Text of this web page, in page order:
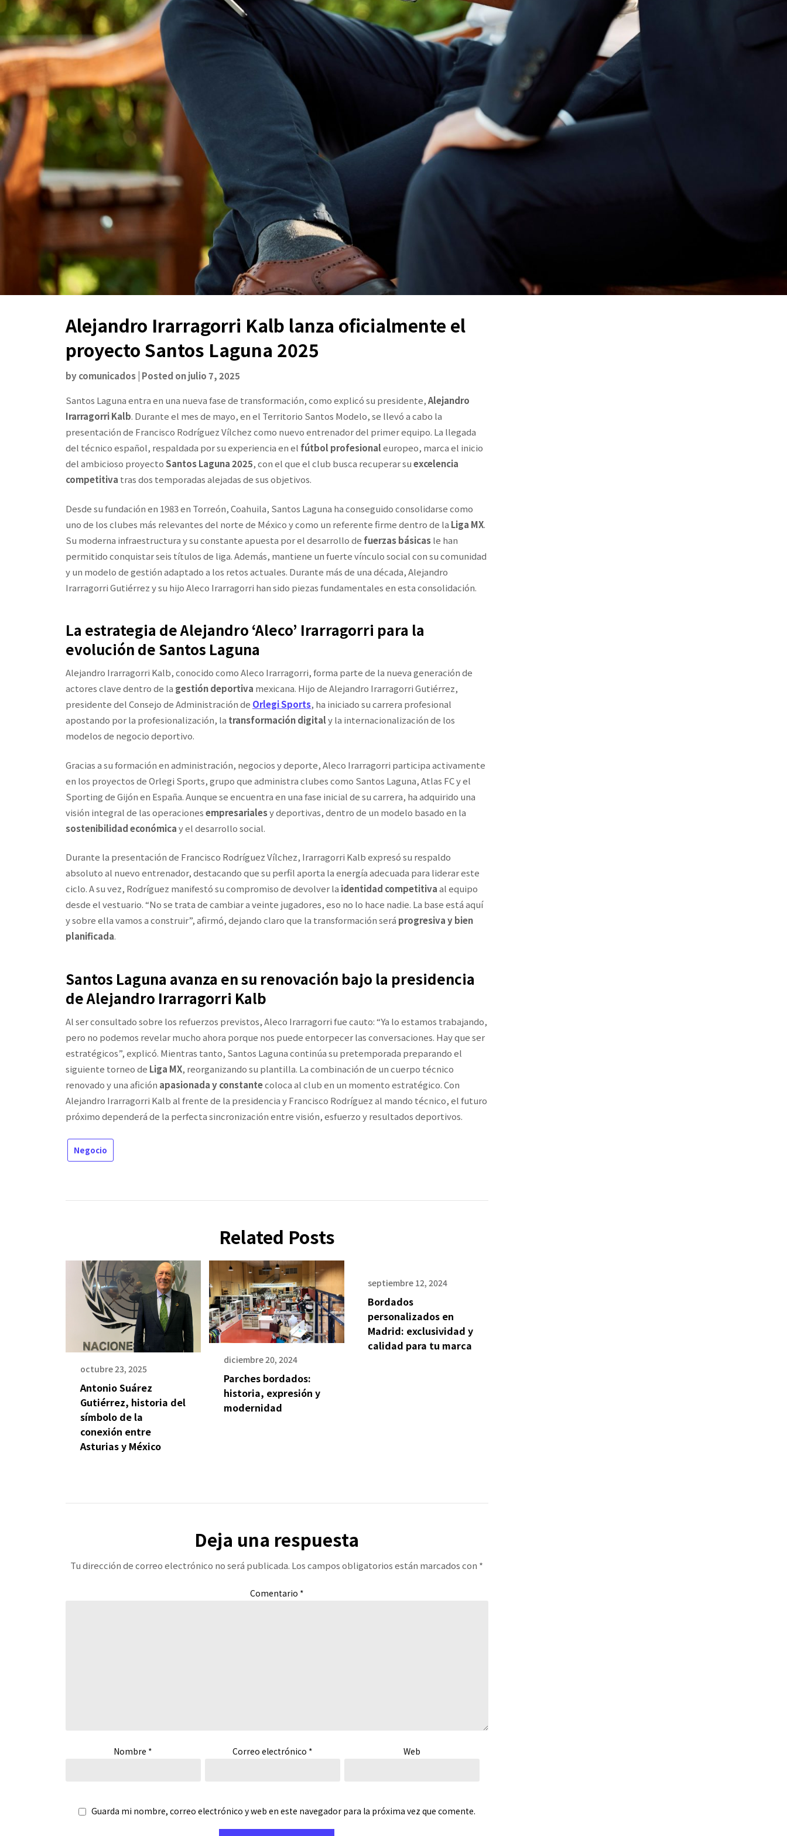
Alejandro Irarragorri Kalb lanza oficialmente el
proyecto Santos Laguna 2025
bycomunicados Posted onjulio 7, 2025
Santos Laguna entra en una nueva fase de transformación, como explicó su presidente,Alejandro
Irarragorri Kalb. Durante el mes de mayo, en el Territorio Santos Modelo, se llevó a cabo la
presentación de Francisco Rodríguez Vílchez como nuevo entrenador del primer equipo. La llegada
del técnico español, respaldada por su experiencia en el fútbol profesionaleuropeo, marca el inicio
del ambicioso proyectoSantos Laguna 2025, con el que el club busca recuperar suexcelencia
competitiva tras dos temporadas alejadas de sus objetivos.
Desde su fundación en 1983 en Torreón, Coahuila, Santos Laguna ha conseguido consolidarse como
uno de los clubes más relevantes del norte de México y como un referente firme dentro de la Liga MX.
Su moderna infraestructura y su constante apuesta por el desarrollo de fuerzas básicasle han
permitido conquistar seis títulos de liga. Además, mantiene un fuerte vínculo social con su comunidad
y un modelo de gestión adaptado a los retos actuales. Durante más de una década, Alejandro
Irarragorri Gutiérrez y su hijo Aleco Irarragorri han sido piezas fundamentales en esta consolidación.
La estrategia de Alejandro ‘Aleco’ Irarragorri para la
evolución de Santos Laguna
Alejandro Irarragorri Kalb, conocido como Aleco Irarragorri, forma parte de la nueva generación de
actores clave dentro de la gestión deportiva mexicana. Hijo de Alejandro Irarragorri Gutiérrez,
presidente del Consejo de Administración de Orlegi Sports, ha iniciado su carrera profesional
apostando por la profesionalización, la transformación digitaly la internacionalización de los
modelos de negocio deportivo.
Gracias a su formación en administración, negocios y deporte, Aleco Irarragorri participa activamente
en los proyectos de Orlegi Sports, grupo que administra clubes como Santos Laguna, Atlas FC y el
Sporting de Gijón en España. Aunque se encuentra en una fase inicial de su carrera, ha adquirido una
visión integral de las operacionesempresarialesy deportivas, dentro de un modelo basado en la
sostenibilidad económicay el desarrollo social.
Durante la presentación de Francisco Rodríguez Vílchez, Irarragorri Kalb expresó su respaldo
absoluto al nuevo entrenador, destacando que su perfil aporta la energía adecuada para liderar este
ciclo. A su vez, Rodríguez manifestó su compromiso de devolver la identidad competitivaal equipo
desde el vestuario. “No se trata de cambiar a veinte jugadores, eso no lo hace nadie. La base está aquí
y sobre ella vamos a construir”, afirmó, dejando claro que la transformación será progresiva y bien
planificada.
Santos Laguna avanza en su renovación bajo la presidencia
de Alejandro Irarragorri Kalb
Al ser consultado sobre los refuerzos previstos, Aleco Irarragorri fue cauto: “Ya lo estamos trabajando,
pero no podemos revelar mucho ahora porque nos puede entorpecer las conversaciones. Hay que ser
estratégicos”, explicó. Mientras tanto, Santos Laguna continúa su pretemporada preparando el
siguiente torneo de Liga MX, reorganizando su plantilla. La combinación de un cuerpo técnico
renovado y una afición apasionada y constantecoloca al club en un momento estratégico. Con
Alejandro Irarragorri Kalb al frente de la presidencia y Francisco Rodríguez al mando técnico, el futuro
próximo dependerá de la perfecta sincronización entre visión, esfuerzo y resultados deportivos.
Negocio
Related Posts
octubre 23, 2025
Antonio Suárez
Gutiérrez, historia del
símbolo de la
conexión entre
Asturias y México
diciembre 20, 2024
Parches bordados:
historia, expresión y
modernidad
septiembre 12, 2024
Bordados
personalizados en
Madrid: exclusividad y
calidad para tu marca
Deja una respuesta
Tu dirección de correo electrónico no será publicada. Los campos obligatorios están marcados con *
Comentario *
Nombre * Correo electrónico * Web
Guarda mi nombre, correo electrónico y web en este navegador para la próxima vez que comente.